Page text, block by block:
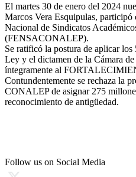
El martes 30 de enero del 2024
Marcos Vera Esquipulas, participó
Nacional de Sindicatos
(FENSACONALEP).
Se ratificó la postura de aplicar los
Ley y el dictamen de la Cámara
íntegramente al
Contundentemente se rechaza la
CONALEP de asignar 275
reconocimiento de antigüedad.
Follow us on Social Media